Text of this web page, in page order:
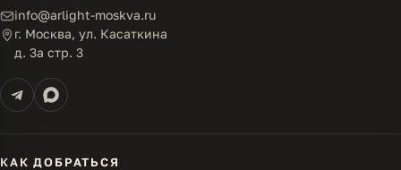
info@arlight-moskva.ru
г. Москва, ул. Касаткина
д. 3а стр. 3
КАК ДОБРАТЬСЯ